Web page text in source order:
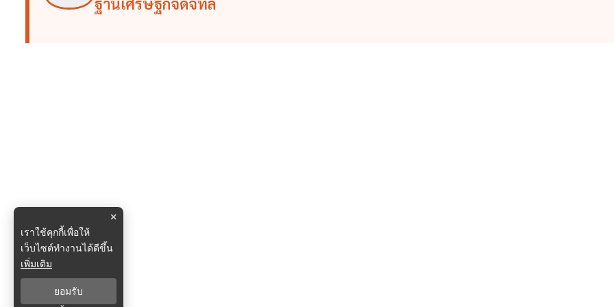
×
เราใช้คุกกี้เพื่อให้
เว็บไซต์ทำงานได้ดีขึ้น
เพิ่มเติม
ยอมรับ